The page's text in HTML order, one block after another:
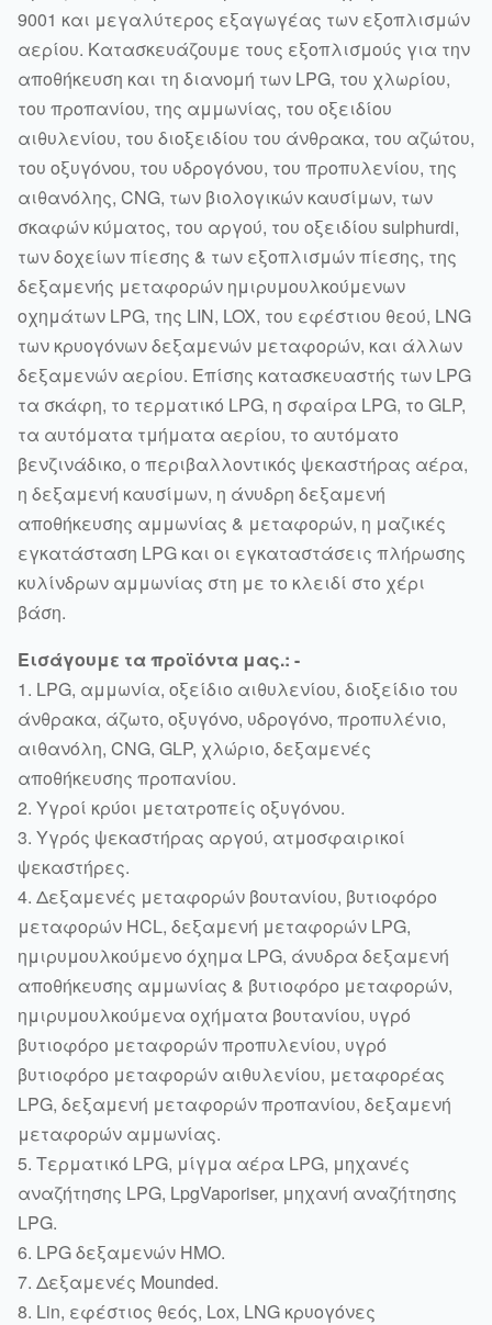
9001 και μεγαλύτερος εξαγωγέας των εξοπλισμών
αερίου. Κατασκευάζουμε τους εξοπλισμούς για την
αποθήκευση και τη διανομή των LPG, του χλωρίου,
του προπανίου, της αμμωνίας, του οξειδίου
αιθυλενίου, του διοξειδίου του άνθρακα, του αζώτου,
του οξυγόνου, του υδρογόνου, του προπυλενίου, της
αιθανόλης, CNG, των βιολογικών καυσίμων, των
σκαφών κύματος, του αργού, του οξειδίου sulphurdi,
των δοχείων πίεσης & των εξοπλισμών πίεσης, της
δεξαμενής μεταφορών ημιρυμουλκούμενων
οχημάτων LPG, της LIN, LOX, του εφέστιου θεού, LNG
των κρυογόνων δεξαμενών μεταφορών, και άλλων
δεξαμενών αερίου. Επίσης κατασκευαστής των LPG
τα σκάφη, το τερματικό LPG, η σφαίρα LPG, το GLP,
τα αυτόματα τμήματα αερίου, το αυτόματο
βενζινάδικο, ο περιβαλλοντικός ψεκαστήρας αέρα,
η δεξαμενή καυσίμων, η άνυδρη δεξαμενή
αποθήκευσης αμμωνίας & μεταφορών, η μαζικές
εγκατάσταση LPG και οι εγκαταστάσεις πλήρωσης
κυλίνδρων αμμωνίας στη με το κλειδί στο χέρι
βάση.
Εισάγουμε τα προϊόντα μας.: -
1. LPG, αμμωνία, οξείδιο αιθυλενίου, διοξείδιο του
άνθρακα, άζωτο, οξυγόνο, υδρογόνο, προπυλένιο,
αιθανόλη, CNG, GLP, χλώριο, δεξαμενές
αποθήκευσης προπανίου.
2. Υγροί κρύοι μετατροπείς οξυγόνου.
3. Υγρός ψεκαστήρας αργού, ατμοσφαιρικοί
ψεκαστήρες.
4. Δεξαμενές μεταφορών βουτανίου, βυτιοφόρο
μεταφορών HCL, δεξαμενή μεταφορών LPG,
ημιρυμουλκούμενο όχημα LPG, άνυδρα δεξαμενή
αποθήκευσης αμμωνίας & βυτιοφόρο μεταφορών,
ημιρυμουλκούμενα οχήματα βουτανίου, υγρό
βυτιοφόρο μεταφορών προπυλενίου, υγρό
βυτιοφόρο μεταφορών αιθυλενίου, μεταφορέας
LPG, δεξαμενή μεταφορών προπανίου, δεξαμενή
μεταφορών αμμωνίας.
5. Τερματικό LPG, μίγμα αέρα LPG, μηχανές
αναζήτησης LPG, LpgVaporiser, μηχανή αναζήτησης
LPG.
6. LPG δεξαμενών ΗΜΟ.
7. Δεξαμενές Mounded.
8. Lin, εφέστιος θεός, Lox, LNG κρυογόνες